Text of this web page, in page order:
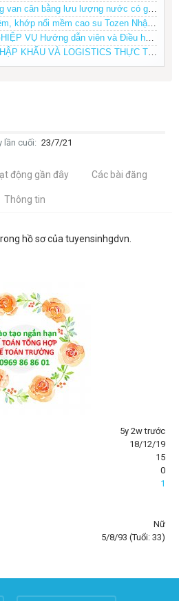
Báo giá Van cân bằng van cân bằng lưu lượng nước có giá phải chăng
Báo giá Khớp nối mềm, khớp nối mềm cao su Tozen Nhật Bản
THI CHỨNG CHỈ NGHIỆP VỤ Hướng dẫn viên và Điều hành tour du lịch Toàn quốc 0979868612
KHÓA HỌC XUẤT NHẬP KHẨU VÀ LOGISTICS THỰC TẾ DÀNH CHO NGƯỜI MỚI BẮT ĐẦU
5y 2w trước
18/12/19
15
0
1
Nữ
5/8/93 (Tuổi: 33)
lần cuối: 23/7/21
động gần đây Các bài đăng
Thông tin
hồ sơ của tuyensinhgdvn.